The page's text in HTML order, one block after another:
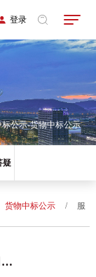
登录
标公示 货物中标公示
疑
货物中标公示 / 服